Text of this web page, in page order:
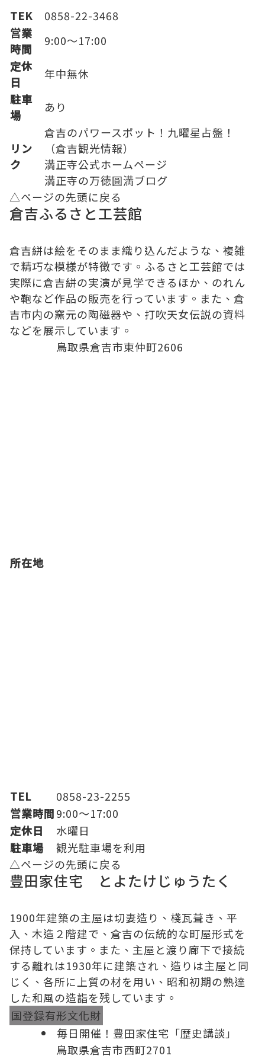
TEK
0858-22-3468
営業
時間
9:00～17:00
定休
日
年中無休
駐車
場
あり
リン
ク
倉吉のパワースポット！九曜星占盤！
（倉吉観光情報）
満正寺公式ホームページ
満正寺の万徳圓満ブログ
△ページの先頭に戻る
倉吉ふるさと工芸館
倉吉絣は絵をそのまま織り込んだような、複雑
で精巧な模様が特徴です。ふるさと工芸館では
実際に倉吉絣の実演が見学できるほか、のれん
や鞄など作品の販売を行っています。また、倉
吉市内の窯元の陶磁器や、打吹天女伝説の資料
などを展示しています。
所在地
鳥取県倉吉市東仲町2606
TEL
0858-23-2255
営業時間9:00～17:00
定休日
水曜日
駐車場
観光駐車場を利用
△ページの先頭に戻る
豊田家住宅 とよたけじゅうたく
1900年建築の主屋は切妻造り、棧瓦葺き、平
入、木造２階建で、倉吉の伝統的な町屋形式を
保持しています。また、主屋と渡り廊下で接続
する離れは1930年に建築され、造りは主屋と同
じく、各所に上質の材を用い、昭和初期の熟達
した和風の造詣を残しています。
国登録有形文化財
毎日開催！豊田家住宅「歴史講談」
鳥取県倉吉市西町2701